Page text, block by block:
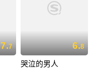
7.7 6.8
哭泣的男人